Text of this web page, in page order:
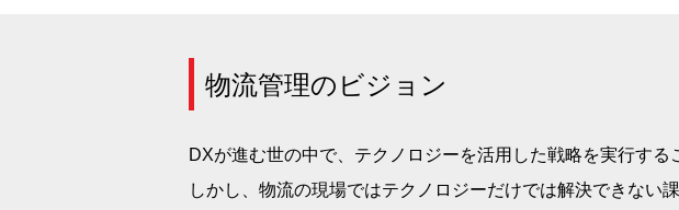
物流管理のビジョン
DXが進む世の中で、テクノロジーを活用した戦略を実行する
しかし、物流の現場ではテクノロジーだけでは解決できない